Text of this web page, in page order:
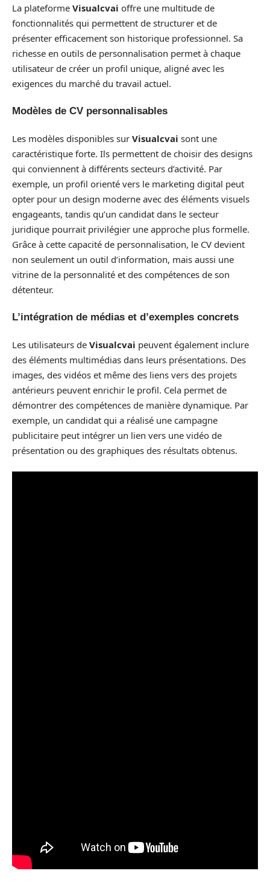
La plateforme Visualcvai offre une multitude de
fonctionnalités qui permettent de structurer et de
présenter efficacement son historique professionnel. Sa
richesse en outils de personnalisation permet à chaque
utilisateur de créer un profil unique, aligné avec les
exigences du marché du travail actuel.
Modèles de CV personnalisables
Les modèles disponibles sur Visualcvai sont une
caractéristique forte. Ils permettent de choisir des designs
qui conviennent à différents secteurs d’activité. Par
exemple, un profil orienté vers le marketing digital peut
opter pour un design moderne avec des éléments visuels
engageants, tandis qu’un candidat dans le secteur
juridique pourrait privilégier une approche plus formelle.
Grâce à cette capacité de personnalisation, le CV devient
non seulement un outil d’information, mais aussi une
vitrine de la personnalité et des compétences de son
détenteur.
L’intégration de médias et d’exemples concrets
Les utilisateurs de Visualcvai peuvent également inclure
des éléments multimédias dans leurs présentations. Des
images, des vidéos et même des liens vers des projets
antérieurs peuvent enrichir le profil. Cela permet de
démontrer des compétences de manière dynamique. Par
exemple, un candidat qui a réalisé une campagne
publicitaire peut intégrer un lien vers une vidéo de
présentation ou des graphiques des résultats obtenus.